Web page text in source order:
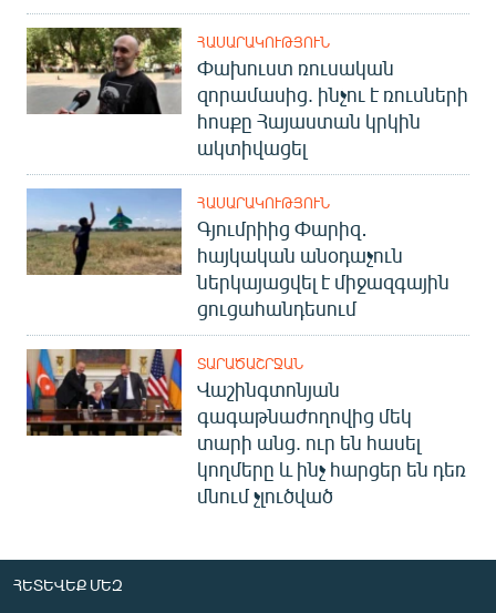
ՀԱՍԱՐԱԿՈՒԹՅՈՒՆ
Փախուստ ռուսական
զորամասից. ինչու է ռուսների
հոսքը Հայաստան կրկին
ակտիվացել
ՀԱՍԱՐԱԿՈՒԹՅՈՒՆ
Գյումրիից Փարիզ․
հայկական անօդաչուն
ներկայացվել է միջազգային
ցուցահանդեսում
ՏԱՐԱԾԱՇՐՋԱՆ
Վաշինգտոնյան
գագաթնաժողովից մեկ
տարի անց. ուր են հասել
կողմերը և ինչ հարցեր են դեռ
մնում չլուծված
ՀԵՏԵՎԵՔ ՄԵԶ